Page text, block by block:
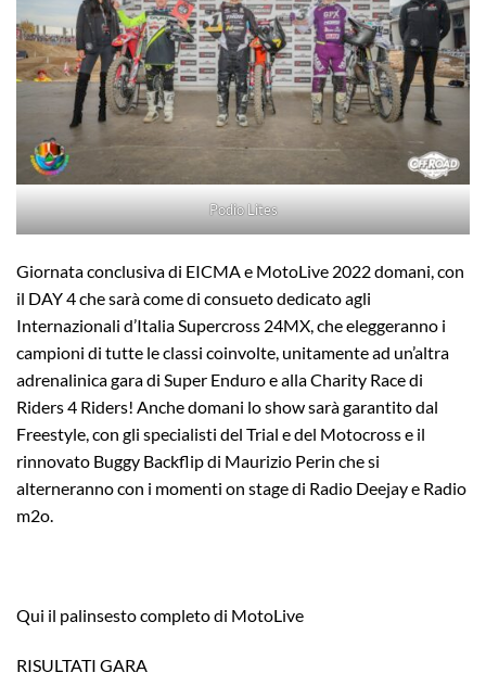
Podio Lites
Giornata conclusiva di EICMA e MotoLive 2022 domani, con
il DAY 4 che sarà come di consueto dedicato agli
Internazionali d’Italia Supercross 24MX, che eleggeranno i
campioni di tutte le classi coinvolte, unitamente ad un’altra
adrenalinica gara di Super Enduro e alla Charity Race di
Riders 4 Riders! Anche domani lo show sarà garantito dal
Freestyle, con gli specialisti del Trial e del Motocross e il
rinnovato Buggy Backflip di Maurizio Perin che si
alterneranno con i momenti on stage di Radio Deejay e Radio
m2o.
Qui il palinsesto completo di MotoLive
RISULTATI GARA